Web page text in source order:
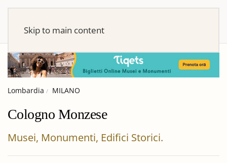
Skip to main content
Lombardia MILANO
Cologno Monzese
Musei, Monumenti, Edifici Storici.